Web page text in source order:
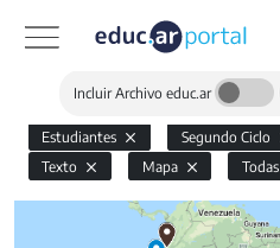
Incluir Archivo educ.ar
Estudiantes Segundo Ciclo
Texto
Mapa Todas